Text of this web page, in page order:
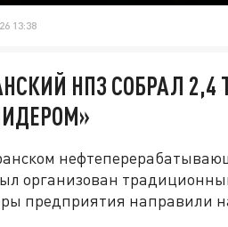
13:38
НПЗ СОБРАЛ
организован
предприятия направили